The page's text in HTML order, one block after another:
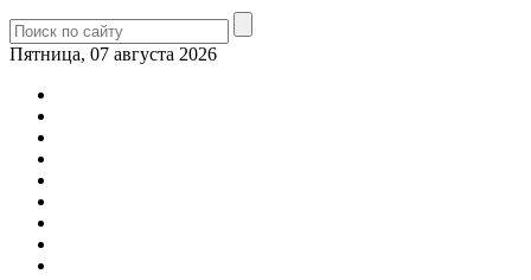
Пятница, 07 августа 2026